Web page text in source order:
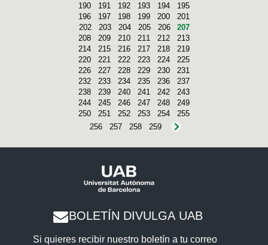
190
191 192 193 194
195
196
197 198 199 200
201
202
203 204 205 206
207
208
209 210 211 212
213
214
215 216 217 218
219
220
221 222 223 224
225
226
227 228 229 230
231
232
233 234 235 236
237
238
239 240 241 242
243
244
245 246 247 248
249
250
251 252 253 254
255
256
257 258 259
BOLETÍN DIVULGA UAB
Si quieres recibir nuestro boletín a tu correo